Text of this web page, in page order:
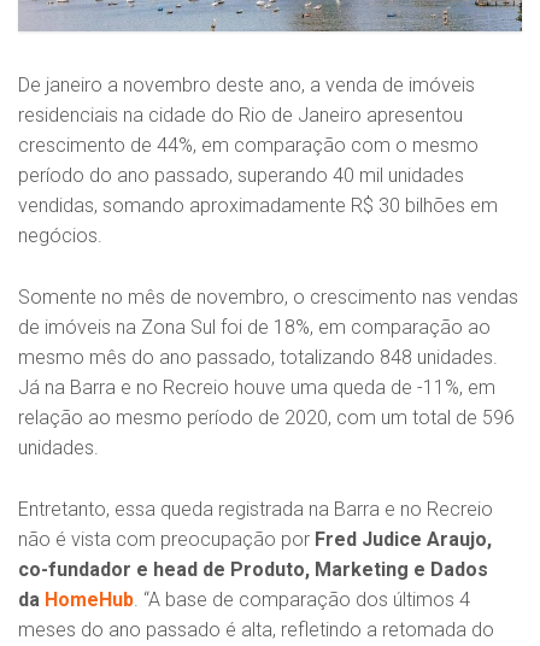
De janeiro a novembro deste ano, a venda de imóveis
residenciais na cidade do Rio de Janeiro apresentou
crescimento de 44%, em comparação com o mesmo
período do ano passado, superando 40 mil unidades
vendidas, somando aproximadamente R$ 30 bilhões em
negócios.
Somente no mês de novembro, o crescimento nas vendas
de imóveis na Zona Sul foi de 18%, em comparação ao
mesmo mês do ano passado, totalizando 848 unidades.
Já na Barra e no Recreio houve uma queda de -11%, em
relação ao mesmo período de 2020, com um total de 596
unidades.
Entretanto, essa queda registrada na Barra e no Recreio
não é vista com preocupação por Fred Judice Araujo,
co-fundador e head de Produto, Marketing e Dados
da HomeHub . “A base de comparação dos últimos 4
meses do ano passado é alta, refletindo a retomada do